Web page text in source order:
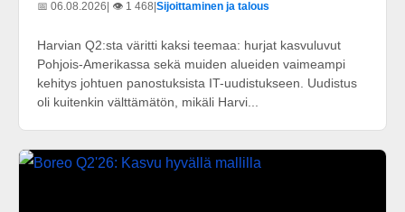
📅 06.08.2026 | 👁️ 1 468 Sijoittaminen ja talous
Harvian Q2:sta väritti kaksi teemaa: hurjat kasvuluvut
Pohjois-Amerikassa sekä muiden alueiden vaimeampi
kehitys johtuen panostuksista IT-uudistukseen. Uudistus
oli kuitenkin välttämätön, mikäli Harvi...